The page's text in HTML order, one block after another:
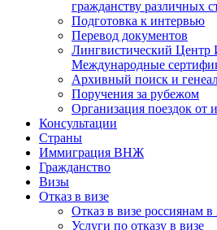
гражданству различных
Подготовка к интервью
Перевод документов
Лингвистический Центр
Международные
Архивный поиск и
Поручения за рубежом
Организация поездок от
Консультации
Страны
Иммиграция ВНЖ
Гражданство
Визы
Отказ в визе
Отказ в визе россиянам в
Услуги по отказу в визе